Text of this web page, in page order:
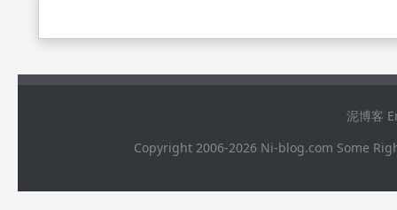
泥博客
Copyright 2006-2026 Ni-blog.com Some